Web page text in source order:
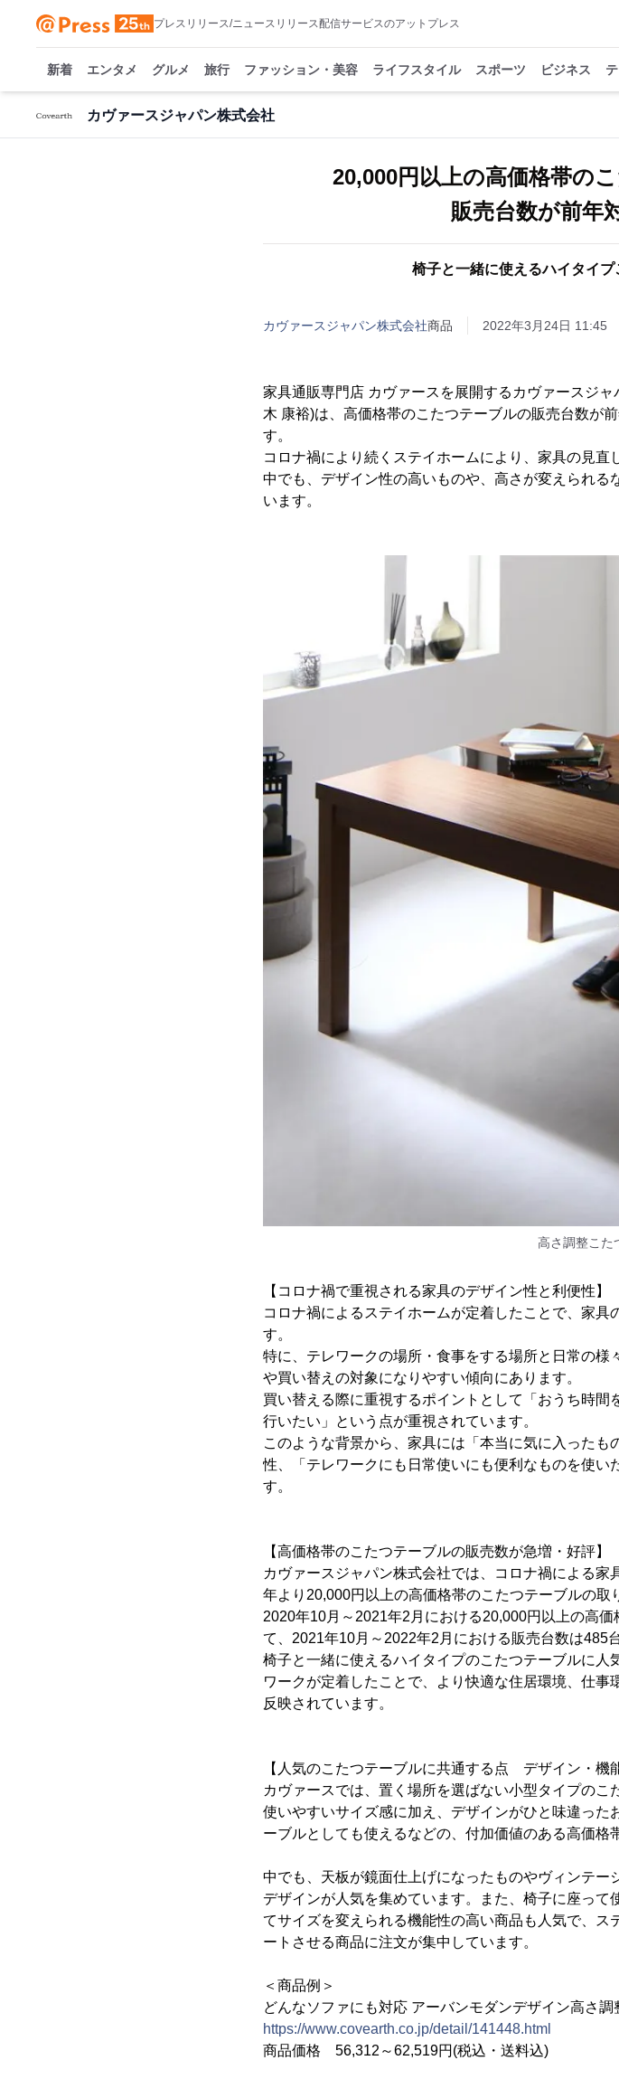
プレスリリース/ニュースリリース配信サービスのアットプレス
新着 エンタメ グルメ 旅行 ファッション・美容 ライフスタイル スポーツ ビジネス
カヴァースジャパン株式会社
20,000円以上の高価格帯の
販売台数が前年
椅子と一緒に使えるハイタイ
カヴァースジャパン株式会社商品 2022年3月24日 11:45
家具通販専門店 カヴァースを展開するカヴァースジ
木 康裕)は、高価格帯のこたつテーブルの販売台数が
す。
コロナ禍により続くステイホームにより、家具の見直
中でも、デザイン性の高いものや、高さが変えられ
います。
高さ調整こた
【コロナ禍で重視される家具のデザイン性と利便性】
コロナ禍によるステイホームが定着したことで、家
す。
特に、テレワークの場所・食事をする場所と日常の
や買い替えの対象になりやすい傾向にあります。
買い替える際に重視するポイントとして「おうち時
行いたい」という点が重視されています。
このような背景から、家具には「本当に気に入った
性、「テレワークにも日常使いにも便利なものを使
す。
【高価格帯のこたつテーブルの販売数が急増・好評】
カヴァースジャパン株式会社では、コロナ禍による
年より20,000円以上の高価格帯のこたつテーブルの取
2020年10月～2021年2月における20,000円以上の高
て、2021年10月～2022年2月における販売台数は485
椅子と一緒に使えるハイタイプのこたつテーブルに
ワークが定着したことで、より快適な住居環境、仕
反映されています。
【人気のこたつテーブルに共通する点 デザイン・機
カヴァースでは、置く場所を選ばない小型タイプのこ
使いやすいサイズ感に加え、デザインがひと味違っ
ーブルとしても使えるなどの、付加価値のある高価格
中でも、天板が鏡面仕上げになったものやヴィンテ
デザインが人気を集めています。また、椅子に座っ
てサイズを変えられる機能性の高い商品も人気で、
ートさせる商品に注文が集中しています。
＜商品例＞
どんなソファにも対応 アーバンモダンデザイン高さ
https://www.covearth.co.jp/detail/141448.html
商品価格 56,312～62,519円(税込・送料込)